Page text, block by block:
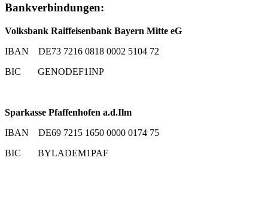
Bankverbindungen:
Volksbank Raiffeisenbank Bayern Mitte eG
IBAN DE73 7216 0818 0002 5104 72
BIC GENODEF1INP
Sparkasse Pfaffenhofen a.d.Ilm
IBAN DE69 7215 1650 0000 0174 75
BIC BYLADEM1PAF